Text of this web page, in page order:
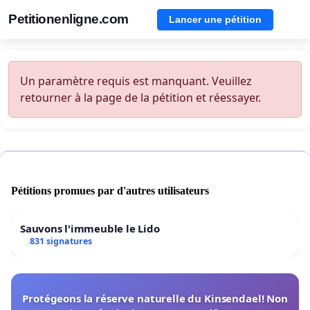
Petitionenligne.com Lancer une pétition
Un paramètre requis est manquant. Veuillez
retourner à la page de la pétition et réessayer.
Pétitions promues par d'autres utilisateurs
Sauvons l'immeuble le Lido
831 signatures
Protégeons la réserve naturelle du Kinsendael! Non